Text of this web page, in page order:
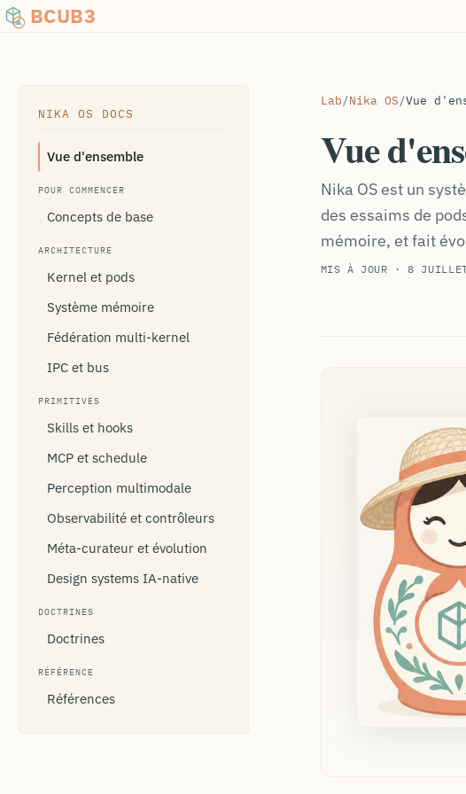
BCUB3
NIKA OS DOCS
Vue d'ensemble
POUR COMMENCER
Concepts de base
ARCHITECTURE
Kernel et pods
Système mémoire
Fédération multi-kernel
IPC et bus
PRIMITIVES
Skills et hooks
MCP et schedule
Perception multimodale
Observabilité et contrôleurs
Méta-curateur et évolution
Design systems IA-native
DOCTRINES
Doctrines
RÉFÉRENCE
Références
Lab/Nika OS/Vue
Vue
Nika OS est un
des essaims de
mémoire, et fait
MIS À JOUR · 8